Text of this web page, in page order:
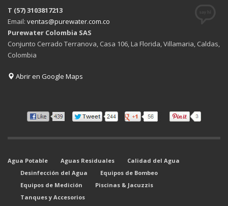
T (57) 3103817213
Email: ventas@purewater.com.co
Purewater Colombia SAS
Conjunto Cerrado Terranova, Casa 106, La Florida, Villamaria, Caldas,
Colombia
Abrir en Google Maps
Agua Potable Aguas Residuales
Calidad del Agua
Desinfección del Agua
Equipos de Bombeo
Equipos de Medición
Piscinas & Jacuzzis
Tanques y Accesorios